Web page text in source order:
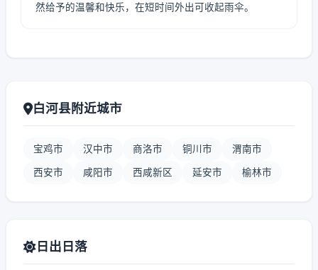
然给予的温馨和快乐，在短时间外出可收起雨伞。
白河县附近城市
宝鸡市 汉中市 商洛市 铜川市 渭南市
西安市 咸阳市 西咸新区 延安市 榆林市
日出日落